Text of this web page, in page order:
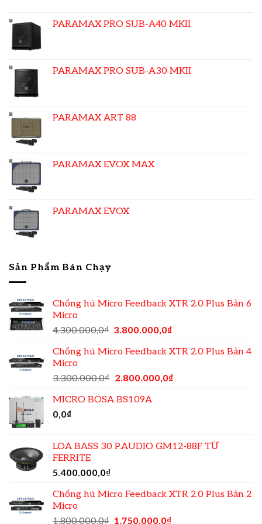
PARAMAX PRO SUB-A40 MKII
PARAMAX PRO SUB-A30 MKII
PARAMAX ART 88
PARAMAX EVOX MAX
PARAMAX EVOX
Sản Phẩm Bán Chạy
Chống hú Micro Feedback XTR 2.0 Plus Bản 6
Micro
4.300.000,0₫ 3.800.000,0₫
Chống hú Micro Feedback XTR 2.0 Plus Bản 4
Micro
3.300.000,0₫ 2.800.000,0₫
MICRO BOSA BS109A
0,0₫
LOA BASS 30 P.AUDIO GM12-88F TỪ
FERRITE
5.400.000,0₫
Chống hú Micro Feedback XTR 2.0 Plus Bản 2
Micro
1.800.000,0₫ 1.750.000,0₫